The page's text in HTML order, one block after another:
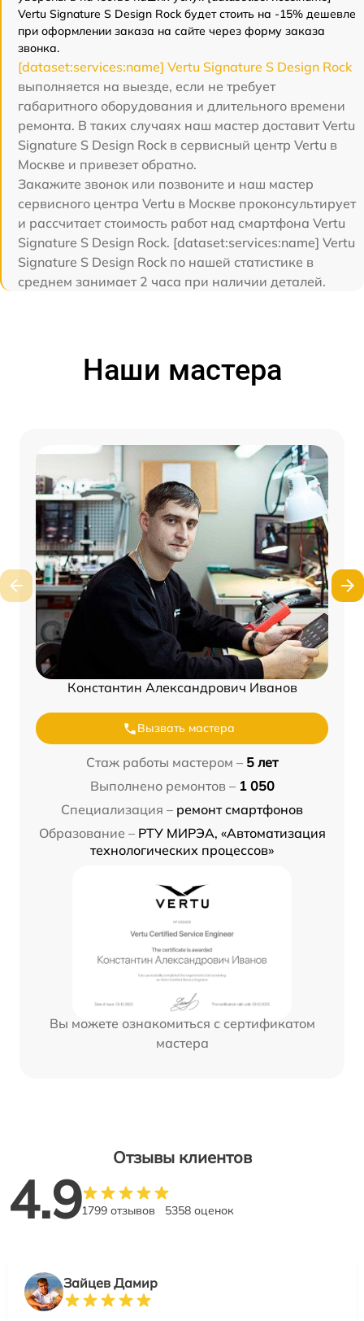
Vertu Signature S Design Rock будет стоить на -15% дешевле
при оформлении заказа на сайте через форму заказа
звонка.
[dataset:services:name] Vertu Signature S Design Rock
выполняется на выезде, если не требует
габаритного оборудования и длительного времени
ремонта. В таких случаях наш мастер доставит Vertu
Signature S Design Rock в сервисный центр Vertu в
Москве и привезет обратно.
Закажите звонок или позвоните и наш мастер
сервисного центра Vertu в Москве проконсультирует
и рассчитает стоимость работ над смартфона Vertu
Signature S Design Rock. [dataset:services:name] Vertu
Signature S Design Rock по нашей статистике в
среднем занимает 2 часа при наличии деталей.
Наши мастера
Константин Александрович Иванов
Вызвать мастера
Стаж работы мастером – 5 лет
Выполнено ремонтов – 1 050
Специализация – ремонт смартфонов
Образование – РТУ МИРЭА, «Автоматизация
технологических процессов»
Вы можете ознакомиться с сертификатом
мастера
Отзывы клиентов
4.91799 отзывов 5358 оценок
Зайцев Дамир